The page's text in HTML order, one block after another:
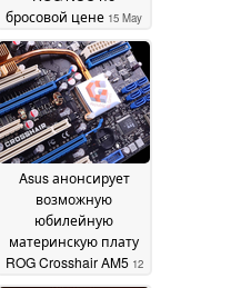
бросовой цене 15 May
2026
Asus анонсирует
возможную
юбилейную
материнскую плату
ROG Crosshair AM5 12
May 2026